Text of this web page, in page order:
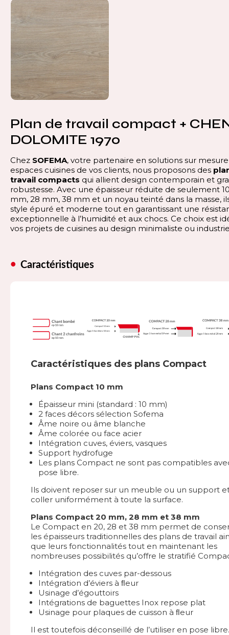
Plan de travail compact +
DOLOMITE 1970
Chez SOFEMA, votre partenaire en solutions sur
espaces cuisines de vos clients, nous proposons des
travail compacts qui allient design contemporain et
robustesse. Avec une épaisseur réduite de seulement
mm, 28 mm, 38 mm et un noyau teinté dans la masse,
style épuré et moderne tout en garantissant une
exceptionnelle à l’humidité et aux chocs. Ce choix est
vos projets de cuisines au design minimaliste ou
Caractéristiques
Caractéristiques des plans Compact
Plans Compact 10 mm
Épaisseur mini (standard : 10 mm)
2 faces décors sélection Sofema
Âme noire ou âme blanche
Âme colorée ou face acier
Intégration cuves, éviers, vasques
Support hydrofuge
Les plans Compact ne sont pas compatibles
pose libre.
Ils doivent reposer sur un meuble ou un support
coller uniformément à toute la surface.
Plans Compact 20 mm, 28 mm et 38 mm
Le Compact en 20, 28 et 38 mm permet de
les épaisseurs traditionnelles des plans de travail
que leurs fonctionnalités tout en maintenant les
nombreuses possibilités qu’offre le stratifié
Intégration des cuves par-dessous
Intégration d’éviers à ﬂeur
Usinage d’égouttoirs
Intégrations de baguettes Inox repose plat
Usinage pour plaques de cuisson à ﬂeur
Il est toutefois déconseillé de l’utiliser en pose libre.